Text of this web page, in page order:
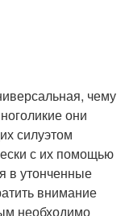
чему
они
силуэтом
с их помощью
в утонченные
внимание
необходимо